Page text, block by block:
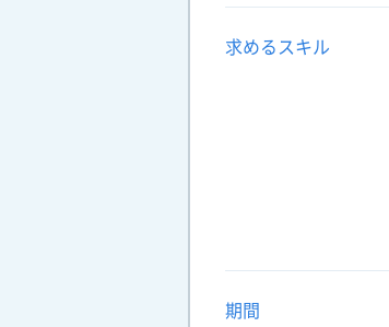
求めるスキル
期間